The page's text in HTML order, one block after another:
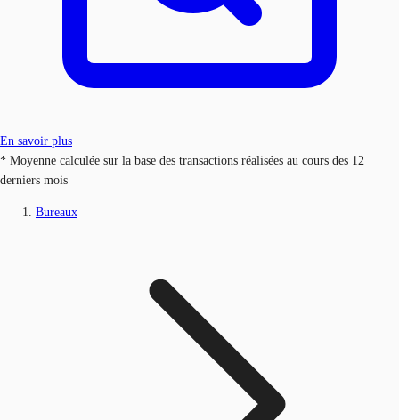
En savoir plus
* Moyenne calculée sur la base des transactions réalisées au cours des 12
derniers mois
Bureaux